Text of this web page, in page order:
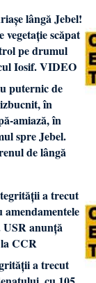
lângă Jebel!
vegetație scăpat
pe drumul
Iosif. VIDEO
puternic de
în
amiază, în
spre Jebel.
de lângă
a trecut
amendamentele
anunță
CCR
a trecut